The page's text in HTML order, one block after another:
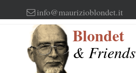
to
info@maurizioblondet.it
Blondet
& Friends